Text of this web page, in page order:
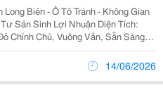
Long Biên - Ô Tô Tránh - Không Gian
Sinh Lợi Nhuận Diện Tích:
Chính Chủ, Vuông Vắn, Sẵn Sàng
Giãn Dân Phường Long Biên,
Hà Nội. Mặt Tiền/Đường...14/06/2026